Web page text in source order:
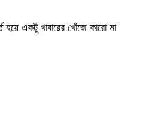
হয়ে একটু খাবারের খোঁজে কারো মা